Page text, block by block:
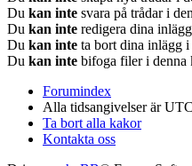
Du kan inte svara på trådar i
Du kan inte redigera dina
Du kan inte ta bort dina inlägg i
Du kan inte bifoga filer i denna
Forumindex
Alla tidsangivelser är
Ta bort alla kakor
Kontakta oss